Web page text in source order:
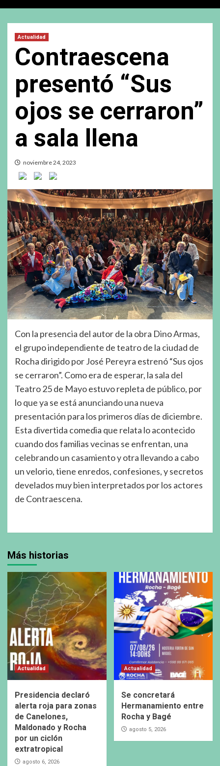
Actualidad
Contraescena
presentó “Sus
ojos se cerraron”
a sala llena
noviembre 24, 2023
Con la presencia del autor de la obra Dino Armas,
el grupo independiente de teatro de la ciudad de
Rocha dirigido por José Pereyra estrenó “Sus ojos
se cerraron”. Como era de esperar, la sala del
Teatro 25 de Mayo estuvo repleta de público, por
lo que ya se está anunciando una nueva
presentación para los primeros días de diciembre.
Esta divertida comedia que relata lo acontecido
cuando dos familias vecinas se enfrentan, una
celebrando un casamiento y otra llevando a cabo
un velorio, tiene enredos, confesiones, y secretos
develados muy bien interpretados por los actores
de Contraescena.
Más historias
Actualidad
Presidencia declaró
alerta roja para zonas
de Canelones,
Maldonado y Rocha
por un ciclón
extratropical
agosto 6, 2026
Actualidad
Se concretará
Hermanamiento entre
Rocha y Bagé
agosto 5, 2026